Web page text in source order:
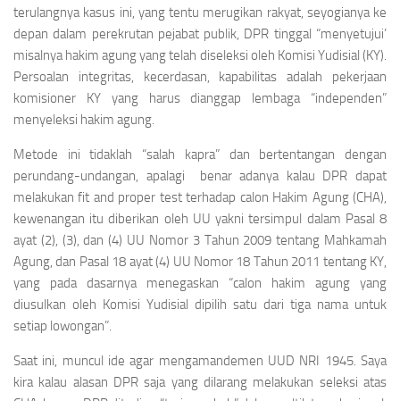
terulangnya kasus ini, yang tentu merugikan rakyat, seyogianya ke
depan dalam perekrutan pejabat publik, DPR tinggal “menyetujui’
misalnya hakim agung yang telah diseleksi oleh Komisi Yudisial (KY).
Persoalan integritas, kecerdasan, kapabilitas adalah pekerjaan
komisioner KY yang harus dianggap lembaga “independen”
menyeleksi hakim agung.
Metode ini tidaklah “salah kapra” dan bertentangan dengan
perundang-undangan, apalagi benar adanya kalau DPR dapat
melakukanfit and proper testterhadap calon Hakim Agung (CHA),
kewenangan itu diberikan oleh UU yakni tersimpul dalam Pasal 8
ayat (2), (3), dan (4) UU Nomor 3 Tahun 2009 tentang Mahkamah
Agung, dan Pasal 18 ayat (4) UU Nomor 18 Tahun 2011 tentang KY,
yang pada dasarnya menegaskan “calon hakim agung yang
diusulkan oleh Komisi Yudisial dipilih satu dari tiga nama untuk
setiap lowongan”.
Saat ini, muncul ide agar mengamandemen UUD NRI 1945. Saya
kira kalau alasan DPR saja yang dilarang melakukan seleksi atas